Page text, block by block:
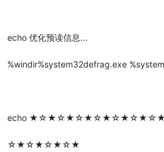
echo 优化预读信息...
%windir%system32defrag.exe
echo
☆★☆★☆★☆★